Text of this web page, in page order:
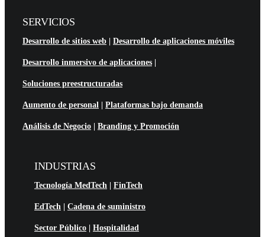
SERVICIOS
Desarrollo de sitios web| Desarrollo de aplicaciones móviles
Desarrollo inmersivo de aplicaciones|
Soluciones preestructuradas
Aumento de personal| Plataformas bajo demanda
Análisis de Negocio| Branding y Promoción
INDUSTRIAS
Tecnología MedTech| FinTech
EdTech| Cadena de suministro
Sector Público| Hospitalidad